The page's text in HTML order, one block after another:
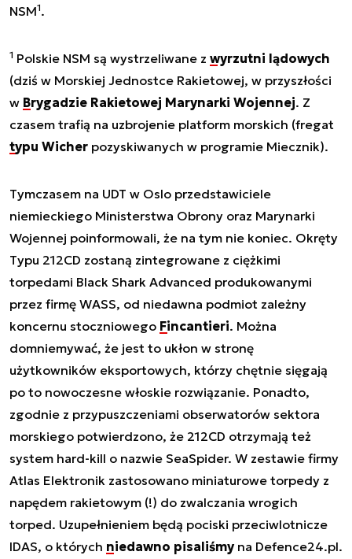
NSM1.
1 Polskie NSM są wystrzeliwane z wyrzutni lądowych
(dziś w Morskiej Jednostce Rakietowej, w przyszłości
w Brygadzie Rakietowej Marynarki Wojennej. Z
czasem trafią na uzbrojenie platform morskich (fregat
typu Wicher pozyskiwanych w programie Miecznik).
Tymczasem na UDT w Oslo przedstawiciele
niemieckiego Ministerstwa Obrony oraz Marynarki
Wojennej poinformowali, że na tym nie koniec. Okręty
Typu 212CD zostaną zintegrowane z ciężkimi
torpedami Black Shark Advanced produkowanymi
przez firmę WASS, od niedawna podmiot zależny
koncernu stoczniowego Fincantieri. Można
domniemywać, że jest to ukłon w stronę
użytkowników eksportowych, którzy chętnie sięgają
po to nowoczesne włoskie rozwiązanie. Ponadto,
zgodnie z przypuszczeniami obserwatorów sektora
morskiego potwierdzono, że 212CD otrzymają też
system hard-kill o nazwie SeaSpider. W zestawie firmy
Atlas Elektronik zastosowano miniaturowe torpedy z
napędem rakietowym (!) do zwalczania wrogich
torped. Uzupełnieniem będą pociski przeciwlotnicze
IDAS, o których niedawno pisaliśmyna Defence24.pl.